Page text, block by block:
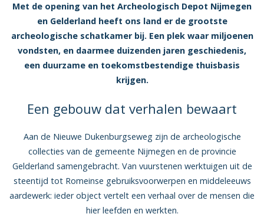
Met de opening van het Archeologisch Depot Nijmegen
en Gelderland heeft ons land er de grootste
archeologische schatkamer bij. Een plek waar miljoenen
vondsten, en daarmee duizenden jaren geschiedenis,
een duurzame en toekomstbestendige thuisbasis
krijgen.
Een gebouw dat verhalen bewaart
Aan de Nieuwe Dukenburgseweg zijn de archeologische
collecties van de gemeente Nijmegen en de provincie
Gelderland samengebracht. Van vuurstenen werktuigen uit de
steentijd tot Romeinse gebruiksvoorwerpen en middeleeuws
aardewerk: ieder object vertelt een verhaal over de mensen die
hier leefden en werkten.